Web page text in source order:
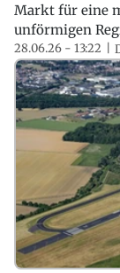
Markt für eine
unförmigen
28.06.26 - 13:22